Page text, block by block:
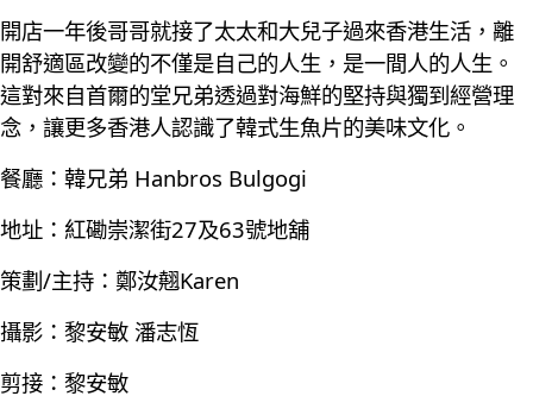
開店一年後哥哥就接了太太和大兒子過來香港生活，離
開舒適區改變的不僅是自己的人生，是一間人的人生。
這對來自首爾的堂兄弟透過對海鮮的堅持與獨到經營理
念，讓更多香港人認識了韓式生魚片的美味文化。
餐廳：韓兄弟 Hanbros Bulgogi
地址：紅磡崇潔街27及63號地舖
策劃/主持：鄭汝翹Karen
攝影：黎安敏 潘志恆
剪接：黎安敏